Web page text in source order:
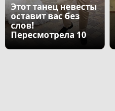
Этот танец невесты
оставит вас без
слов!
Пересмотрела 10